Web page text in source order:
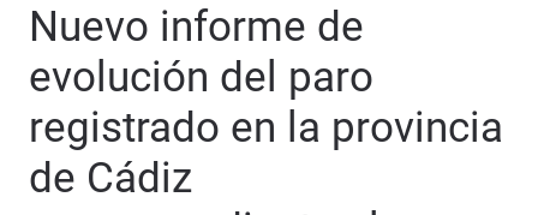
Nuevo informe de
evolución del paro
registrado en la provincia
de Cádiz